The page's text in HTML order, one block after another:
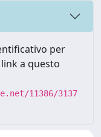
per
a questo
11386/3137